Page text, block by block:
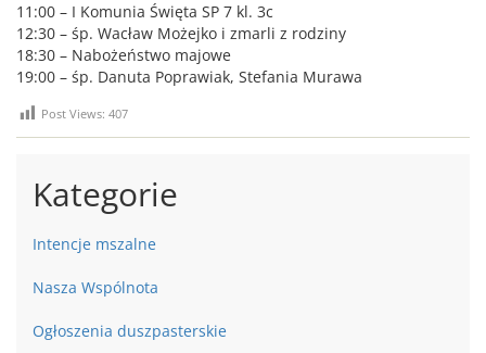
11:00 – I Komunia Święta SP 7 kl. 3c
12:30 – śp. Wacław Możejko i zmarli z rodziny
18:30 – Nabożeństwo majowe
19:00 – śp. Danuta Poprawiak, Stefania Murawa
Post Views: 407
Kategorie
Intencje mszalne
Nasza Wspólnota
Ogłoszenia duszpasterskie